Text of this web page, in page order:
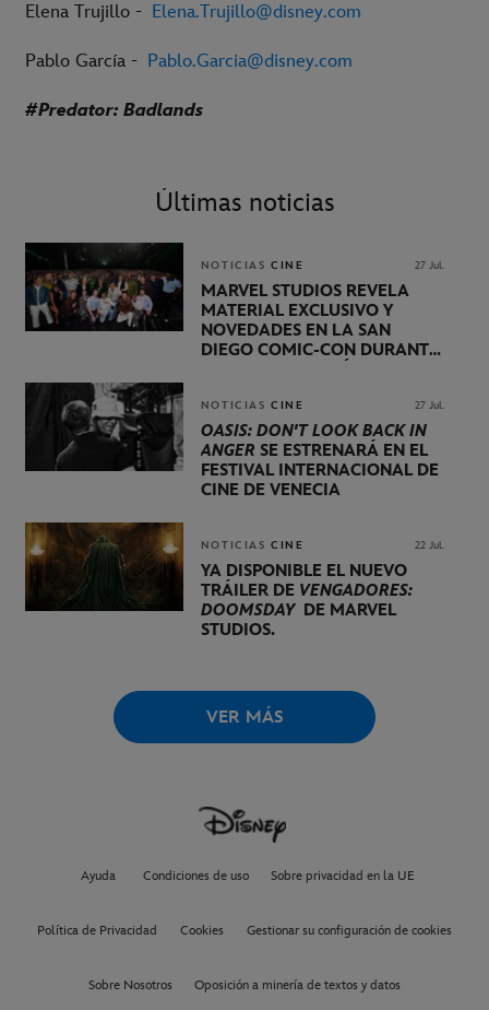
Elena Trujillo - Elena.Trujillo@disney.com
Pablo García - Pablo.Garcia@disney.com
#Predator: Badlands
Últimas noticias
NOTICIAS CINE 27 Jul.
MARVEL STUDIOS REVELA
MATERIAL EXCLUSIVO Y
NOVEDADES EN LA SAN
DIEGO COMIC-CON DURANTE
NOTICIAS CINE 27 Jul.
OASIS: DON'T LOOK BACK IN
ANGER SE ESTRENARÁ EN EL
FESTIVAL INTERNACIONAL DE
CINE DE VENECIA
NOTICIAS CINE 22 Jul.
YA DISPONIBLE EL NUEVO
TRÁILER DE VENGADORES:
DOOMSDAYDE MARVEL
STUDIOS.
VER MÁS
Ayuda Condiciones de uso Sobre privacidad en la UE
Política de Privacidad Cookies Gestionar su configuración de cookies
Sobre Nosotros Oposición a minería de textos y datos